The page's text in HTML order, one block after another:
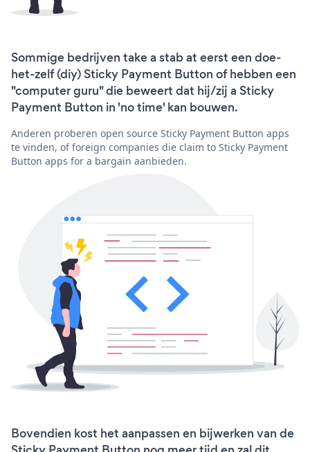
Sommige bedrijven take a stab at eerst een doe-
het-zelf (diy) Sticky Payment Button of hebben een
"computer guru" die beweert dat hij/zij a Sticky
Payment Button in 'no time' kan bouwen.
Anderen proberen open source Sticky Payment Button apps
te vinden, of foreign companies die claim to Sticky Payment
Button apps for a bargain aanbieden.
Bovendien kost het aanpassen en bijwerken van de